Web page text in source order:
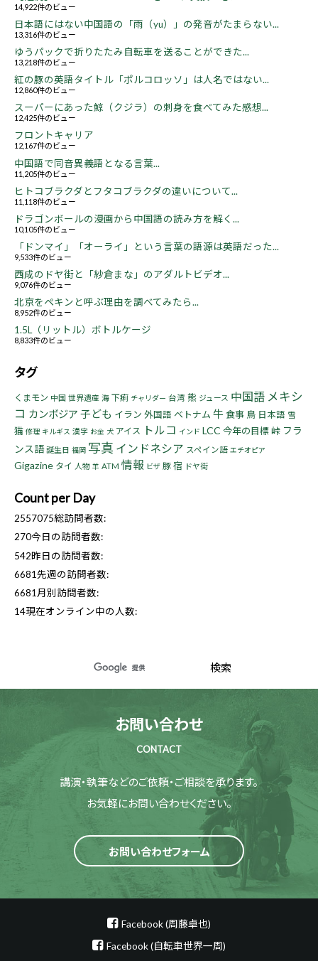
14,922件のビュー
日本語にはない中国語の「雨（yu）」の発音がたまらない...
13,316件のビュー
ゆうパックで折りたたみ自転車を送ることができた...
13,218件のビュー
紅の豚の英語タイトル「ポルコロッソ」は人名ではない...
12,860件のビュー
スーパーにあった鯨（クジラ）の刺身を食べてみた感想...
12,425件のビュー
フロントキャリア
12,167件のビュー
中国語で同音異義語となる言葉...
11,205件のビュー
ヒトコブラクダとフタコブラクダの違いについて...
11,118件のビュー
ドラゴンボールの漫画から中国語の読み方を解く...
10,105件のビュー
「ドンマイ」「オーライ」という言葉の語源は英語だった...
9,533件のビュー
西成のドヤ街と「紗倉まな」のアダルトビデオ...
9,076件のビュー
北京をペキンと呼ぶ理由を調べてみたら...
8,952件のビュー
1.5L（リットル）ボトルケージ
8,833件のビュー
タグ
くまモン 中国 世界遺産 海 下痢 チャリダー 台湾 熊 ジュース 中国語 メキシ
コ カンボジア 子ども イラン 外国語 ベトナム 牛食事 鳥 日本語 雪
猫 修理 キルギス 漢字 お金 犬 アイス トルコ インド LCC 今年の目標峠 フラ
ンス語 誕生日 福岡 写真 インドネシア スペイン語 エチオピア
Gigazine タイ 人物 羊 ATM 情報 ビザ 豚 宿 ドヤ街
Count per Day
2557075総訪問者数:
270今日の訪問者数:
542昨日の訪問者数:
6681先週の訪問者数:
6681 月別訪問者数:
14現在オンライン中の人数:
お問い合わせ
CONTACT
講演・執筆などのご依頼・ご相談を承ります。
お気軽にお問い合わせください。
お問い合わせフォーム
Facebook (周藤卓也)
Facebook (自転車世界一周)